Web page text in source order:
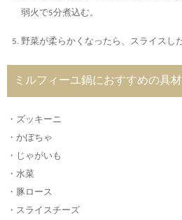
弱火で5分煮込む。
野菜が柔らかくなったら、スライスし
ミルフィーユ鍋におすすめの具材
・ズッキーニ
・かぼちゃ
・じゃがいも
・水菜
・豚ロース
・スライスチーズ